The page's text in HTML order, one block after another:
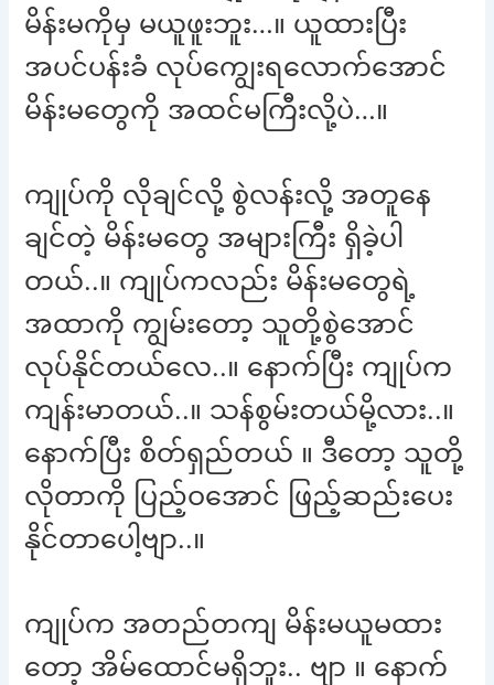
မိန်းမကိုမှ မယူဖူးဘူး…။ ယူထားပြီး
အပင်ပန်းခံ လုပ်ကျွေးရလောက်အောင်
မိန်းမတွေကို အထင်မကြီးလို့ပဲ…။
ကျုပ်ကို လိုချင်လို့ စွဲလန်းလို့ အတူနေ
ချင်တဲ့ မိန်းမတွေ အများကြီး ရှိခဲ့ပါ
တယ်..။ ကျုပ်ကလည်း မိန်းမတွေရဲ့
အထာကို ကျွမ်းတော့ သူတို့စွဲအောင်
လုပ်နိုင်တယ်လေ..။ နောက်ပြီး ကျုပ်က
ကျန်းမာတယ်..။ သန်စွမ်းတယ်မို့လား..။
နောက်ပြီး စိတ်ရှည်တယ် ။ ဒီတော့ သူတို့
လိုတာကို ပြည့်ဝအောင် ဖြည့်ဆည်းပေး
နိုင်တာပေါ့ဗျာ..။
ကျုပ်က အတည်တကျ မိန်းမယူမထား
တော့ အိမ်ထောင်မရှိဘူး.. ဗျာ ။ နောက်